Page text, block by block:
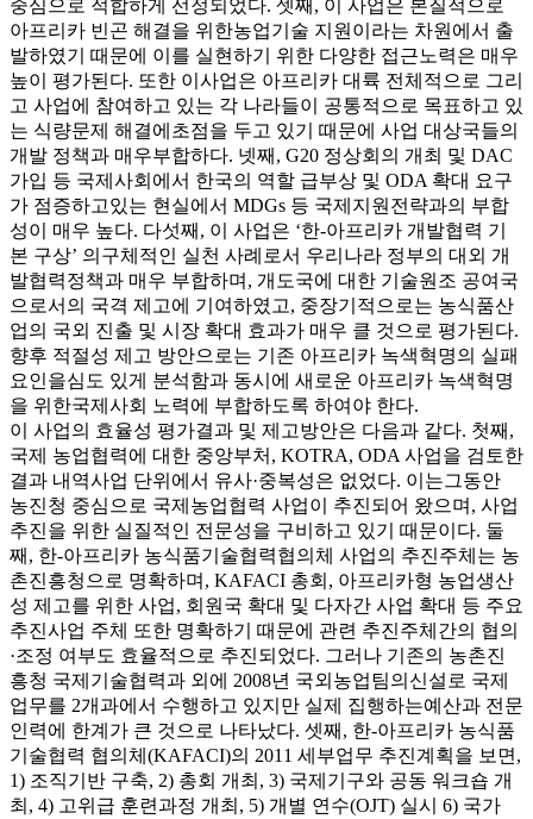
중심으로 적합하게 선정되었다. 셋째, 이 사업은 본질적으로
아프리카 빈곤 해결을 위한농업기술 지원이라는 차원에서 출
발하였기 때문에 이를 실현하기 위한 다양한 접근노력은 매우
높이 평가된다. 또한 이사업은 아프리카 대륙 전체적으로 그리
고 사업에 참여하고 있는 각 나라들이 공통적으로 목표하고 있
는 식량문제 해결에초점을 두고 있기 때문에 사업 대상국들의
개발 정책과 매우부합하다. 넷째, G20 정상회의 개최 및 DAC
가입 등 국제사회에서 한국의 역할 급부상 및 ODA 확대 요구
가 점증하고있는 현실에서 MDGs 등 국제지원전략과의 부합
성이 매우 높다. 다섯째, 이 사업은 ‘한-아프리카 개발협력 기
본 구상’ 의구체적인 실천 사례로서 우리나라 정부의 대외 개
발협력정책과 매우 부합하며, 개도국에 대한 기술원조 공여국
으로서의 국격 제고에 기여하였고, 중장기적으로는 농식품산
업의 국외 진출 및 시장 확대 효과가 매우 클 것으로 평가된다.
향후 적절성 제고 방안으로는 기존 아프리카 녹색혁명의 실패
요인을심도 있게 분석함과 동시에 새로운 아프리카 녹색혁명
을 위한국제사회 노력에 부합하도록 하여야 한다.
이 사업의 효율성 평가결과 및 제고방안은 다음과 같다. 첫째,
국제 농업협력에 대한 중앙부처, KOTRA, ODA 사업을 검토한
결과 내역사업 단위에서 유사·중복성은 없었다. 이는그동안
농진청 중심으로 국제농업협력 사업이 추진되어 왔으며, 사업
추진을 위한 실질적인 전문성을 구비하고 있기 때문이다. 둘
째, 한-아프리카 농식품기술협력협의체 사업의 추진주체는 농
촌진흥청으로 명확하며, KAFACI 총회, 아프리카형 농업생산
성 제고를 위한 사업, 회원국 확대 및 다자간 사업 확대 등 주요
추진사업 주체 또한 명확하기 때문에 관련 추진주체간의 협의
·조정 여부도 효율적으로 추진되었다. 그러나 기존의 농촌진
흥청 국제기술협력과 외에 2008년 국외농업팀의신설로 국제
업무를 2개과에서 수행하고 있지만 실제 집행하는예산과 전문
인력에 한계가 큰 것으로 나타났다. 셋째, 한-아프리카 농식품
기술협력 협의체(KAFACI)의 2011 세부업무 추진계획을 보면,
1) 조직기반 구축, 2) 총회 개최, 3) 국제기구와 공동 워크숍 개
최, 4) 고위급 훈련과정 개최, 5) 개별 연수(OJT) 실시 6) 국가